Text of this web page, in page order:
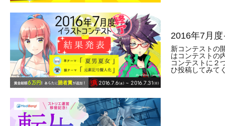
2016年7月
新コンテストの
はコンテストの
コンテストに２
ひ投稿してみて